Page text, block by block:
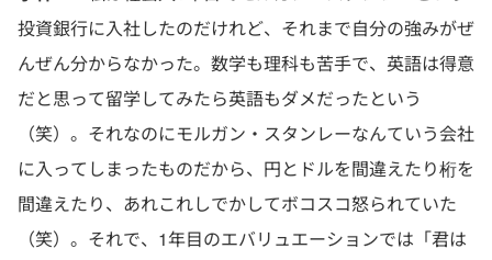
投資銀行に入社したのだけれど、それまで自分の強みがぜ
んぜん分からなかった。数学も理科も苦手で、英語は得意
だと思って留学してみたら英語もダメだったという
（笑）。それなのにモルガン・スタンレーなんていう会社
に入ってしまったものだから、円とドルを間違えたり桁を
間違えたり、あれこれしでかしてボコスコ怒られていた
（笑）。それで、1年目のエバリュエーションでは「君は